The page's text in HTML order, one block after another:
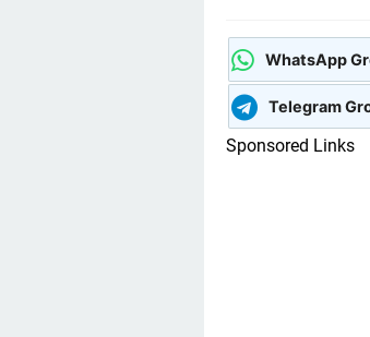
WhatsApp
Telegram
Sponsored Links